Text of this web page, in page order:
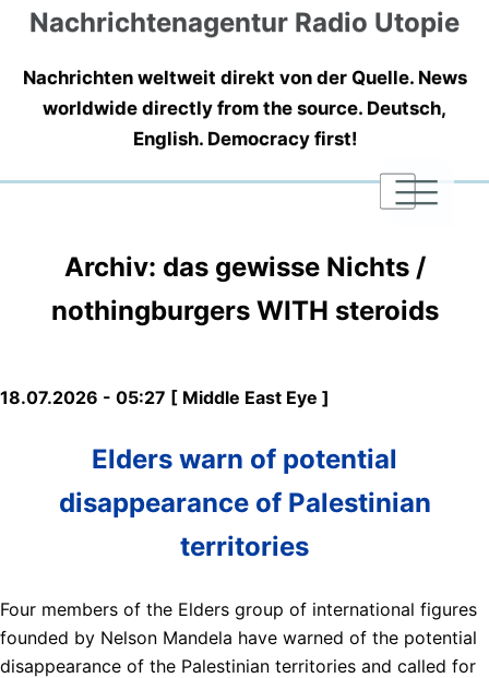
Nachrichtenagentur Radio Utopie
Nachrichten weltweit direkt von der Quelle. News
worldwide directly from the source. Deutsch,
English. Democracy first!
|
|
|
Archiv: das gewisse Nichts /
nothingburgers WITH steroids
18.07.2026 - 05:27 [ Middle East Eye ]
Elders warn of potential
disappearance of Palestinian
territories
Four members of the Elders group of international figures
founded by Nelson Mandela have warned of the potential
disappearance of the Palestinian territories and called for